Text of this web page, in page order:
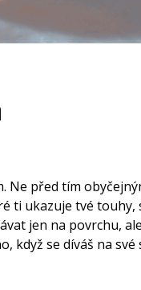
Ne před tím
ti ukazuje tvé touhy,
jen na povrchu,
když se díváš na své